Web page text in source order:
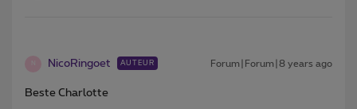
NicoRingoet AUTEUR Forum|Forum|8 years ago
Beste Charlotte